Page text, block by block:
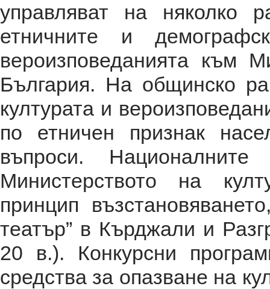
управляват на няколко
етничните и
вероизповеданията към
България. На общинско
културата и
по етничен признак
въпроси.
Министерството на
принцип
театър” в Кърджали и
20 в.). Конкурсни
средства за опазване на